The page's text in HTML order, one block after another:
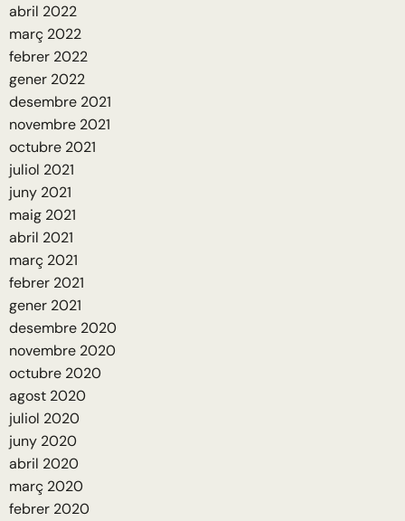
abril 2022
març 2022
febrer 2022
gener 2022
desembre 2021
novembre 2021
octubre 2021
juliol 2021
juny 2021
maig 2021
abril 2021
març 2021
febrer 2021
gener 2021
desembre 2020
novembre 2020
octubre 2020
agost 2020
juliol 2020
juny 2020
abril 2020
març 2020
febrer 2020